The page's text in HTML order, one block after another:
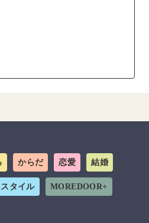
からだ 恋愛 結婚
タイル MOREDOOR+